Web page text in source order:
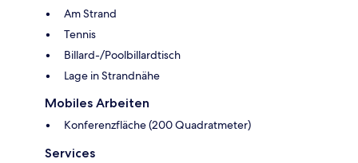
Am Strand
Tennis
Billard-/Poolbillardtisch
Lage in Strandnähe
Mobiles Arbeiten
Konferenzfläche (200 Quadratmeter)
Services